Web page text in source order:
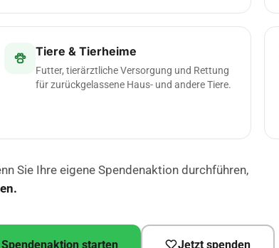
Tiere & Tierheime
Futter, tierärztliche Versorgung und Rettung
für zurückgelassene Haus- und andere Tiere.
Sie Ihre eigene Spendenaktion durchführen,
Spendenaktion starten Jetzt spenden